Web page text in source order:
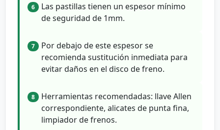
6
Las pastillas tienen un espesor mínimo
de seguridad de 1mm.
7
Por debajo de este espesor se
recomienda sustitución inmediata para
evitar daños en el disco de freno.
8
Herramientas recomendadas: llave Allen
correspondiente, alicates de punta fina,
limpiador de frenos.